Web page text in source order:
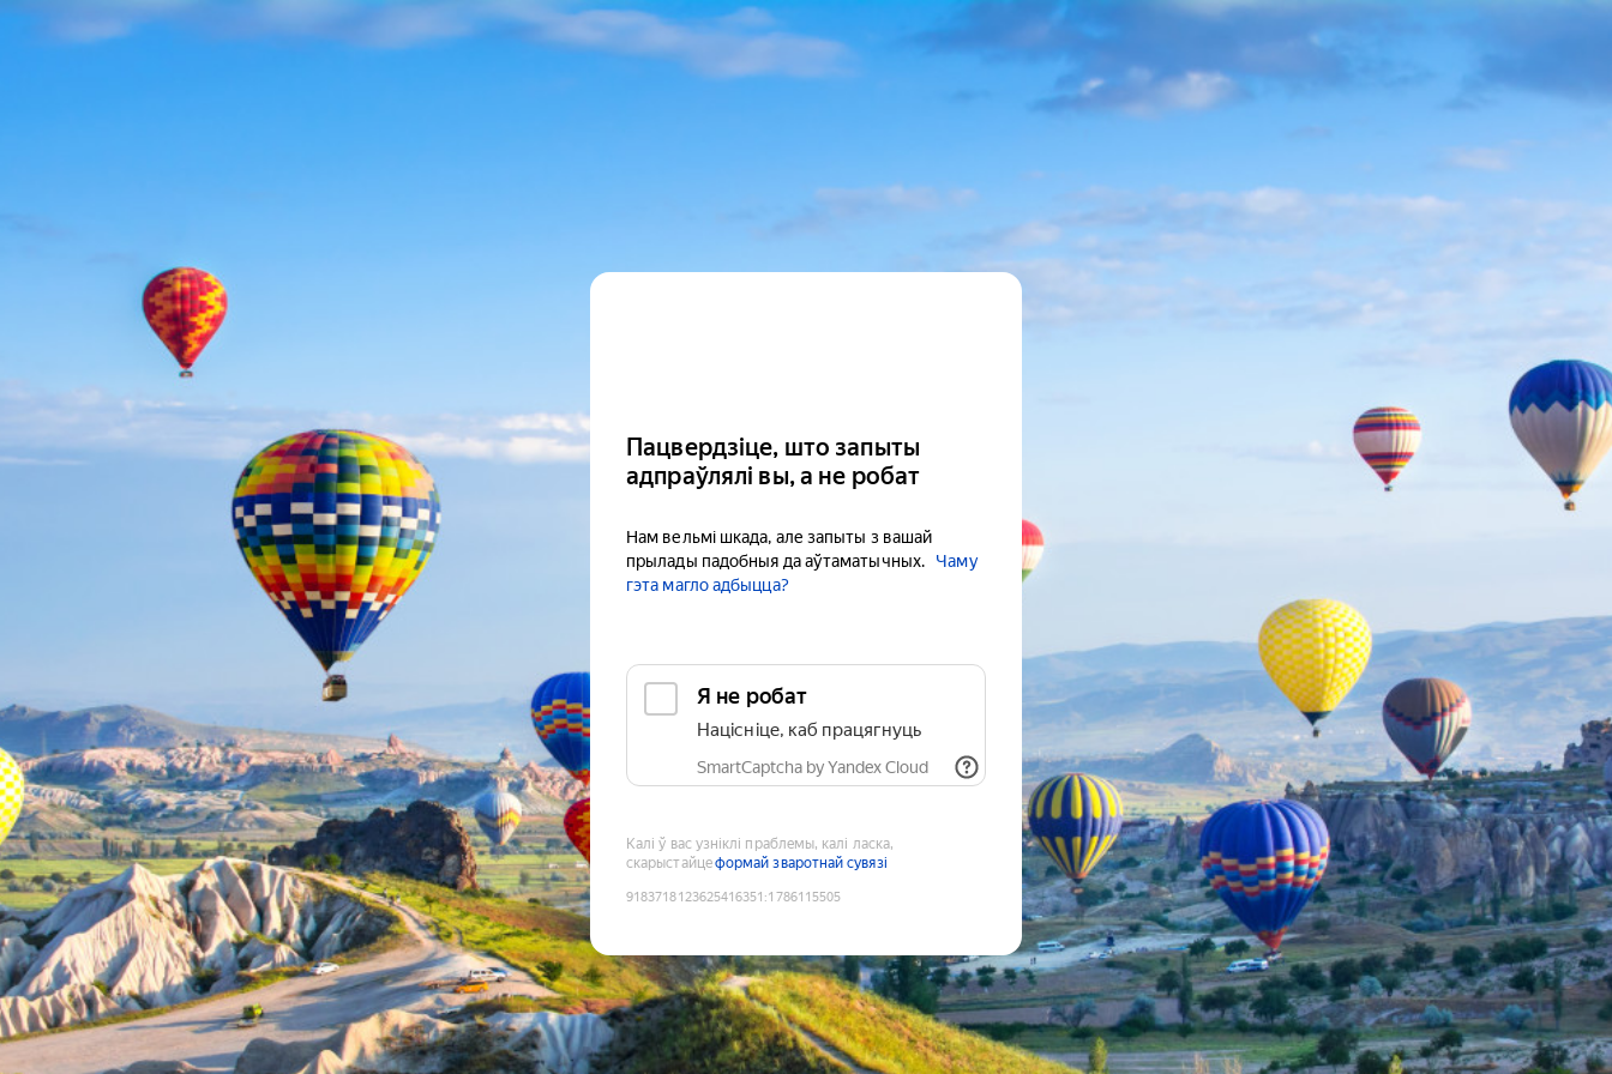
Пацвердзіце, што запыты
адпраўлялі вы, а не робат
Нам вельмі шкада, але запыты з вашай
прылады падобныя да аўтаматычных.
Чаму
гэта магло адбыцца?
Я не робат
Націсніце, каб працягнуць
SmartCaptcha by Yandex Cloud
Калі ў вас узніклі праблемы, калі ласка,
скарыстайцеформай зваротнай сувязі
9183718123625416351 :1786115505